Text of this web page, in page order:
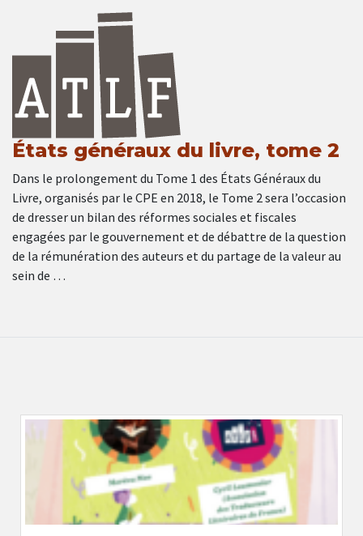
États généraux du livre, tome 2
Dans le prolongement du Tome 1 des États Généraux du
Livre, organisés par le CPE en 2018, le Tome 2 sera l’occasion
de dresser un bilan des réformes sociales et fiscales
engagées par le gouvernement et de débattre de la question
de la rémunération des auteurs et du partage de la valeur au
sein de …